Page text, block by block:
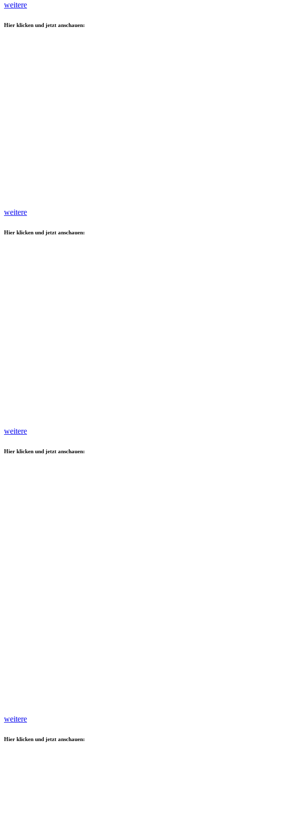
weitere
Hier klicken und jetzt anschauen:
weitere
Hier klicken und jetzt anschauen:
weitere
Hier klicken und jetzt anschauen:
weitere
Hier klicken und jetzt anschauen: